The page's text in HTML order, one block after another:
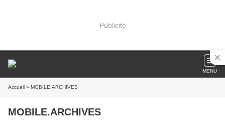
Publicité
MENU
Accueil » MOBILE.ARCHIVES
MOBILE.ARCHIVES